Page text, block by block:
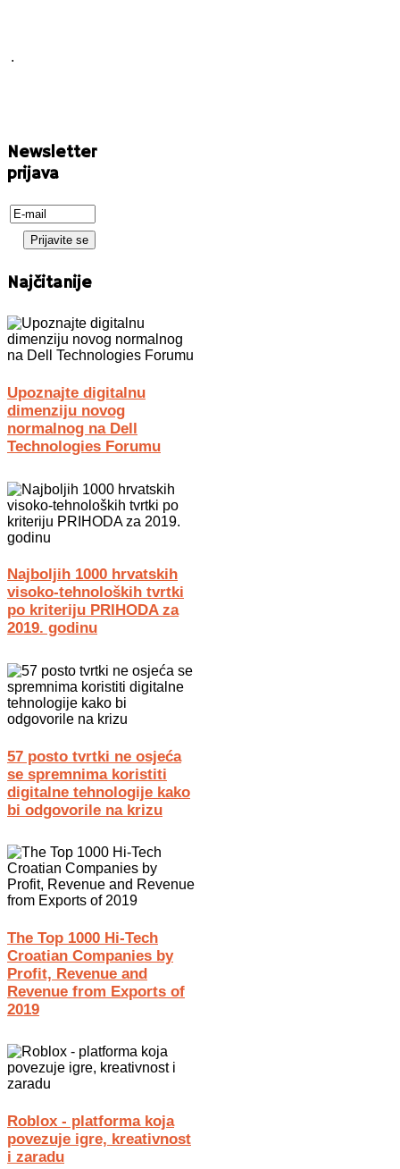
.
Newsletter
prijava
Najčitanije
Upoznajte digitalnu
dimenziju novog
normalnog na Dell
Technologies Forumu
Najboljih 1000 hrvatskih
visoko-tehnoloških tvrtki
po kriteriju PRIHODA za
2019. godinu
57 posto tvrtki ne osjeća
se spremnima koristiti
digitalne tehnologije kako
bi odgovorile na krizu
The Top 1000 Hi-Tech
Croatian Companies by
Profit, Revenue and
Revenue from Exports of
2019
Roblox - platforma koja
povezuje igre, kreativnost
i zaradu